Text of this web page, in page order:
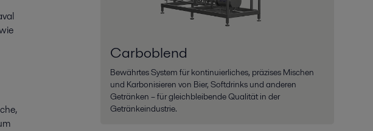
Carboblend
Bewährtes System für kontinuierliches, präzises Mischen
und Karbonisieren von Bier, Softdrinks und anderen
Getränken – für gleichbleibende Qualität in der
Getränkeindustrie.